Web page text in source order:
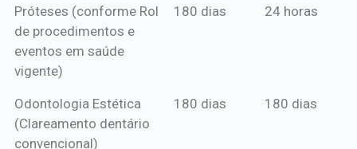
Próteses (conforme Rol
de procedimentos e
eventos em saúde
vigente)
180 dias 24 horas
Odontologia Estética
(Clareamento dentário
convencional)
180 dias 180 dias